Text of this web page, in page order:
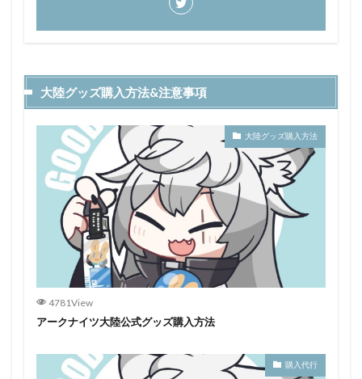
大陸グッズ購入方法&注意事項
大陸グッズ購入方法
4781View
アークナイツ大陸公式グッズ購入方法
購入代行